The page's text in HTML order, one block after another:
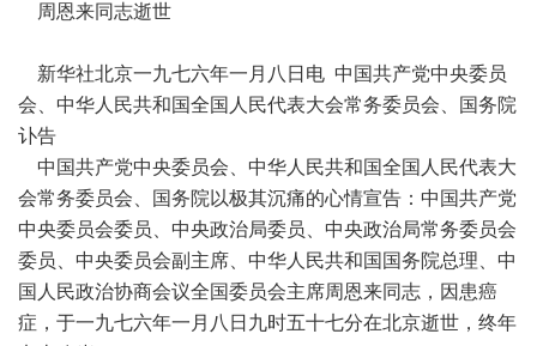
周恩来同志逝世
新华社北京一九七六年一月八日电 中国共产党中央委员
会、中华人民共和国全国人民代表大会常务委员会、国务院
讣告
中国共产党中央委员会、中华人民共和国全国人民代表大
会常务委员会、国务院以极其沉痛的心情宣告：中国共产党
中央委员会委员、中央政治局委员、中央政治局常务委员会
委员、中央委员会副主席、中华人民共和国国务院总理、中
国人民政治协商会议全国委员会主席周恩来同志，因患癌
症，于一九七六年一月八日九时五十七分在北京逝世，终年